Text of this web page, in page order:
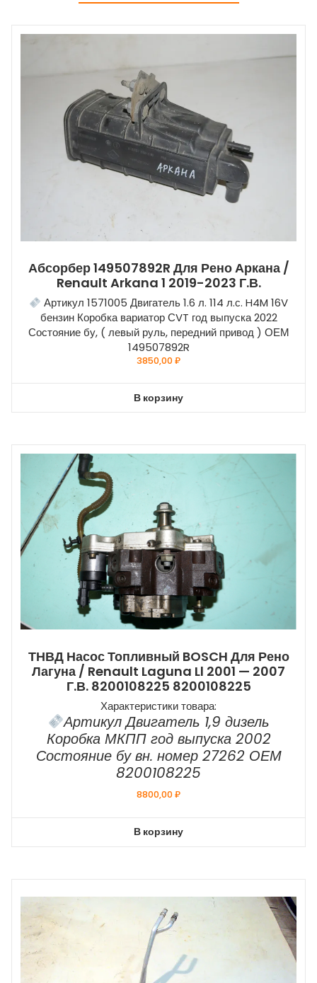
Абсорбер 149507892R Для Рено Аркана /
Renault Arkana 1 2019-2023 Г.в.
Артикул 1571005 Двигатель 1.6 л. 114 л.с. H4M 16V
бензин Коробка вариатор СVT год выпуска 2022
Состояние бу, ( левый руль, передний привод ) ОЕМ
149507892R
3850,00₽
В корзину
ТНВД Насос Топливный BOSCH Для Рено
Лагуна / Renault Laguna Ll 2001 — 2007
Г.в. 8200108225 8200108225
Характеристики товара:
Артикул Двигатель 1,9 дизель
Коробка МКПП год выпуска 2002
Состояние бу вн. номер 27262 ОЕМ
8200108225
8800,00₽
В корзину